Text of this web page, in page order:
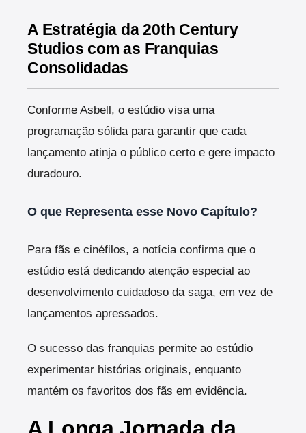
A Estratégia da 20th Century
Studios com as Franquias
Consolidadas
Conforme Asbell, o estúdio visa uma
programação sólida para garantir que cada
lançamento atinja o público certo e gere impacto
duradouro.
O que Representa esse Novo Capítulo?
Para fãs e cinéfilos, a notícia confirma que o
estúdio está dedicando atenção especial ao
desenvolvimento cuidadoso da saga, em vez de
lançamentos apressados.
O sucesso das franquias permite ao estúdio
experimentar histórias originais, enquanto
mantém os favoritos dos fãs em evidência.